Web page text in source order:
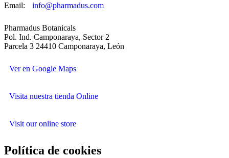
Email:
info@pharmadus.com
Pharmadus Botanicals
Pol. Ind. Camponaraya, Sector 2
Parcela 3 24410 Camponaraya, León
Ver en Google Maps
Visita nuestra tienda Online
Visit our online store
Política de cookies